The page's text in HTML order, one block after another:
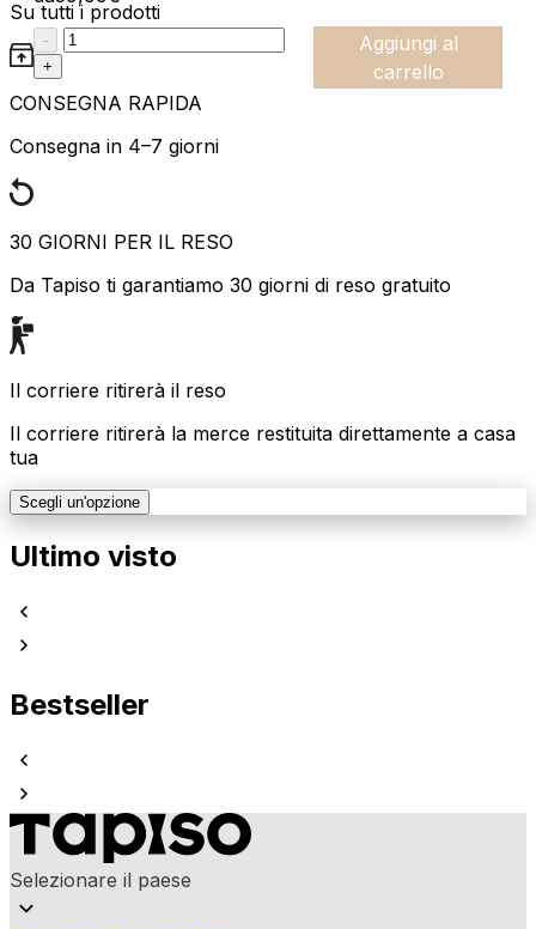
:product_name quantity
-
+
Aggiungi al
carrello
Su tutti i prodotti
CONSEGNA RAPIDA
Consegna in 4–7 giorni
30 GIORNI PER IL RESO
Da Tapiso ti garantiamo 30 giorni di reso gratuito
Il corriere ritirerà il reso
Il corriere ritirerà la merce restituita direttamente a casa
tua
Scegli un'opzione
Ultimo visto
Bestseller
Selezionare il paese